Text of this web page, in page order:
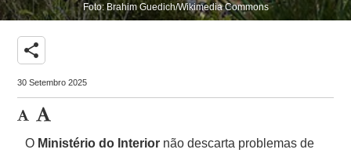
Foto: Brahim Guedich/Wikimedia Commons
share
30 Setembro 2025
O Ministério do Interior não descarta problemas de